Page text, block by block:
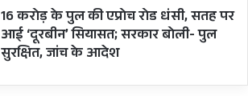
16 करोड़ के पुल की एप्रोच रोड धंसी, सतह पर
आई ‘दूरबीन’ सियासत; सरकार बोली- पुल
सुरक्षित, जांच के आदेश